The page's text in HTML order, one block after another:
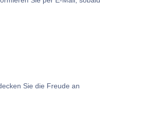
Sie die Freude an